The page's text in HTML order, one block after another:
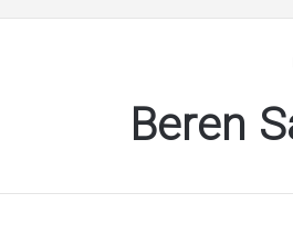
اجه
ارکن
اخیر؛